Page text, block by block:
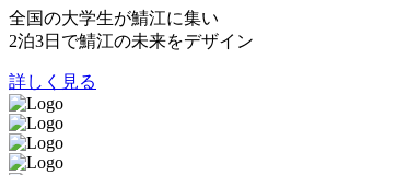
全国の大学生が鯖江に集い
2泊3日で鯖江の未来をデザイン
詳しく見る